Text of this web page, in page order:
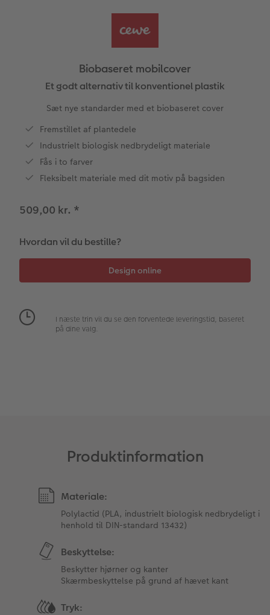
CEWE FOTOBOG Color pop
Mindelomme
Tilbehør
Forstørrelse på fotopapir
Fotoklistermærker
Tilbehør
Pasfoto
Billede på aluminiumsplade
Billede på akrylglas
Billede på træ
Fotoplakat med kort
Fotoplakat med plakatliste
Flerdelt vægbillede
Velkomstskilt
Fotomagneter
Art prints
Fyld-selv gaveæske
Mobilcovers
Design selv
Foldekort
Postkort
Kort med fotoindstik
Bordkort
Digitalt festkort
Valgmuligheder
Tilbehør
Biobaseret mobilcover
Et godt alternativ til konventionel plastik
Sæt nye standarder med et biobaseret cover
Fremstillet af plantedele
Industrielt biologisk nedbrydeligt materiale
Fås i to farver
Fleksibelt materiale med dit motiv på bagsiden
509,00 kr. *
Hvordan vil du bestille?
I næste trin vil du se den forventede leveringstid, baseret
på dine valg.
Produktinformation
Materiale:
Polylactid (PLA, industrielt biologisk nedbrydeligt i
henhold til DIN-standard 13432)
Beskyttelse:
Beskytter hjørner og kanter
Skærmbeskyttelse på grund af hævet kant
Tryk: